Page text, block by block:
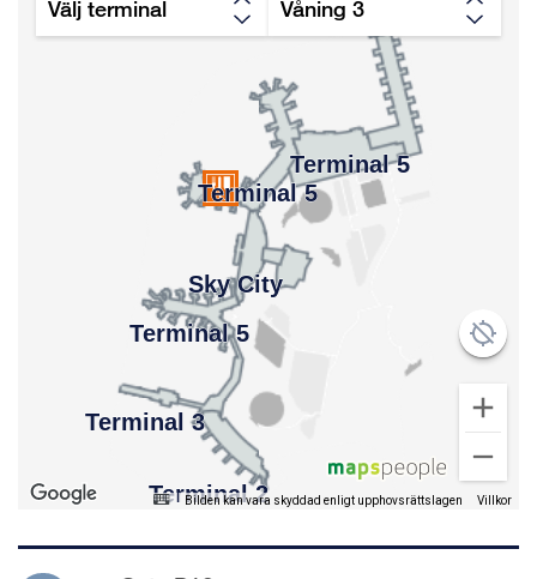
Bilden kan vara skyddad enligt upphovsrättslagen Villkor